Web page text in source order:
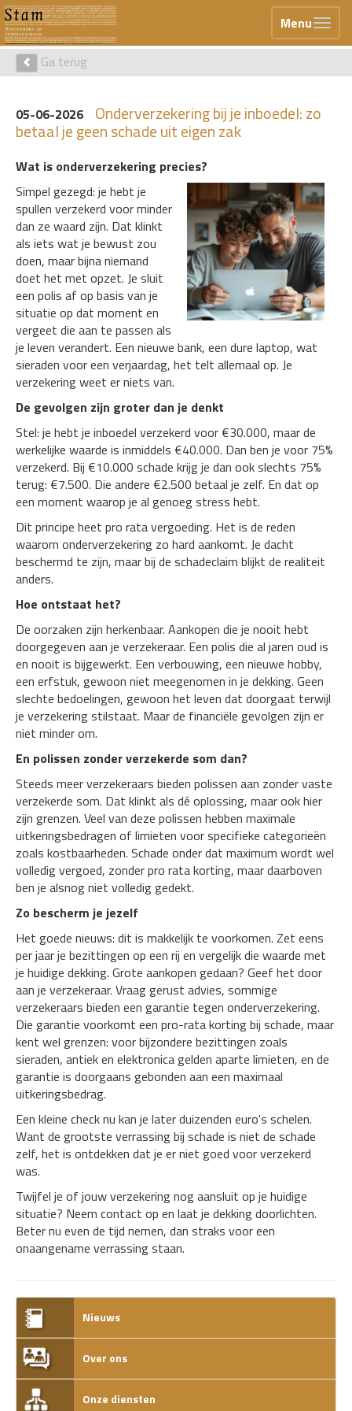
Menu
Ga terug
05-06-2026 Onderverzekering bij je inboedel: zo
betaal je geen schade uit eigen zak
Wat is onderverzekering precies?
Simpel gezegd: je hebt je
spullen verzekerd voor minder
dan ze waard zijn. Dat klinkt
als iets wat je bewust zou
doen, maar bijna niemand
doet het met opzet. Je sluit
een polis af op basis van je
situatie op dat moment en
vergeet die aan te passen als
je leven verandert. Een nieuwe bank, een dure laptop, wat
sieraden voor een verjaardag, het telt allemaal op. Je
verzekering weet er niets van.
De gevolgen zijn groter dan je denkt
Stel: je hebt je inboedel verzekerd voor €30.000, maar de
werkelijke waarde is inmiddels €40.000. Dan ben je voor 75%
verzekerd. Bij €10.000 schade krijg je dan ook slechts 75%
terug: €7.500. Die andere €2.500 betaal je zelf. En dat op
een moment waarop je al genoeg stress hebt.
Dit principe heet pro rata vergoeding. Het is de reden
waarom onderverzekering zo hard aankomt. Je dacht
beschermd te zijn, maar bij de schadeclaim blijkt de realiteit
anders.
Hoe ontstaat het?
De oorzaken zijn herkenbaar. Aankopen die je nooit hebt
doorgegeven aan je verzekeraar. Een polis die al jaren oud is
en nooit is bijgewerkt. Een verbouwing, een nieuwe hobby,
een erfstuk, gewoon niet meegenomen in je dekking. Geen
slechte bedoelingen, gewoon het leven dat doorgaat terwijl
je verzekering stilstaat. Maar de financiële gevolgen zijn er
niet minder om.
En polissen zonder verzekerde som dan?
Steeds meer verzekeraars bieden polissen aan zonder vaste
verzekerde som. Dat klinkt als dé oplossing, maar ook hier
zijn grenzen. Veel van deze polissen hebben maximale
uitkeringsbedragen of limieten voor specifieke categorieën
zoals kostbaarheden. Schade onder dat maximum wordt wel
volledig vergoed, zonder pro rata korting, maar daarboven
ben je alsnog niet volledig gedekt.
Zo bescherm je jezelf
Het goede nieuws: dit is makkelijk te voorkomen. Zet eens
per jaar je bezittingen op een rij en vergelijk die waarde met
je huidige dekking. Grote aankopen gedaan? Geef het door
aan je verzekeraar. Vraag gerust advies, sommige
verzekeraars bieden een garantie tegen onderverzekering.
Die garantie voorkomt een pro-rata korting bij schade, maar
kent wel grenzen: voor bijzondere bezittingen zoals
sieraden, antiek en elektronica gelden aparte limieten, en de
garantie is doorgaans gebonden aan een maximaal
uitkeringsbedrag.
Een kleine check nu kan je later duizenden euro's schelen.
Want de grootste verrassing bij schade is niet de schade
zelf, het is ontdekken dat je er niet goed voor verzekerd
was.
Twijfel je of jouw verzekering nog aansluit op je huidige
situatie? Neem contact op en laat je dekking doorlichten.
Beter nu even de tijd nemen, dan straks voor een
onaangename verrassing staan.
Nieuws
Over ons
Onze diensten